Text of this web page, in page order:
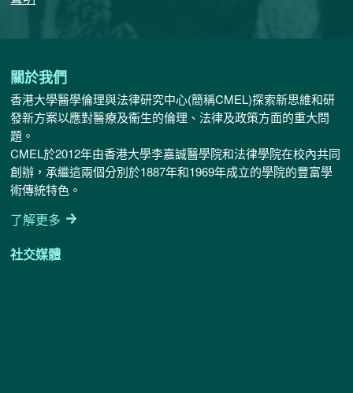
郵
確
無
誤
*
關於我們
香港大學醫學倫理與法律研究中心(簡稱CMEL)探索新思維和研
發新方案以應對醫療及衞生的倫理、法律及政策方面的重大問
題。
CMEL於2012年由香港大學李嘉誠醫學院和法律學院在校內共同
創辦，承繼這兩個分別於1887年和1969年成立的學院的豐富學
術傳統特色。
了解更多
社交媒體